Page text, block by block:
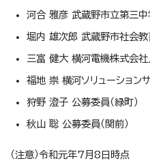
河合 雅彦 武蔵野市立第三中
堀内 雄次郎 武蔵野市社会教
三富 健大 横河電機株式会社
福地 崇 横河ソリューション
狩野 澄子 公募委員（緑町）
秋山 聡 公募委員（関前）
（注意）令和元年7月8日時点